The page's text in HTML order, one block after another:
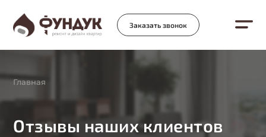
Заказать звонок
Главная
Отзывы наших клиентов